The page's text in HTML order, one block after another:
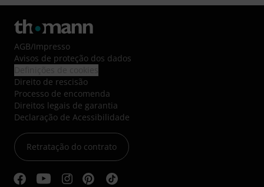
AGB/Impresso
Avisos de proteção dos dados
Direito de rescisão
Processo de encomenda
Direitos legais de garantia
Declaração de Acessibilidade
Retratação do contrato